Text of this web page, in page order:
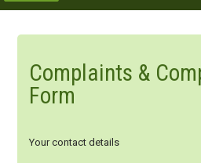
Complaints &
Form
Your contact details